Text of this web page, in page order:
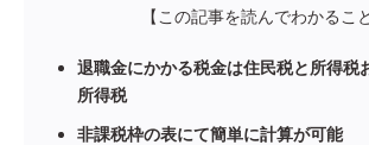
【この記事を読んでわかること
退職金にかかる税金は住民税と所得税
所得税
非課税枠の表にて簡単に計算が可能